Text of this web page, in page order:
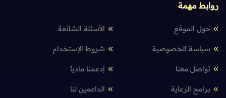
روابط مهمة
حول الموقع الأسئلة الشائعة
سياسة الخصوصية شروط الإستخدام
تواصل معنا إدعمنا مادياً
برامج الرعاية الداعمين لنا